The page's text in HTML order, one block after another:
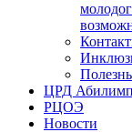
ЦРД
РЦОЭ
Новости